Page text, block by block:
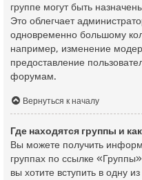
группе могут быть
Это облегчает
одновременно большому
например, изменение
предоставление
форумам.
Вернуться к началу
Где находятся группы и
Вы можете получить
группах по ссылке
вы хотите вступить в одну